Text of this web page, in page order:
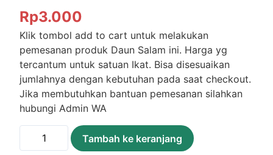
Rp3.000
Klik tombol add to cart untuk melakukan
pemesanan produk Daun Salam ini. Harga yg
tercantum untuk satuan Ikat. Bisa disesuaikan
jumlahnya dengan kebutuhan pada saat checkout.
Jika membutuhkan bantuan pemesanan silahkan
hubungi Admin WA
Kuantitas
Daun
Tambah ke keranjang